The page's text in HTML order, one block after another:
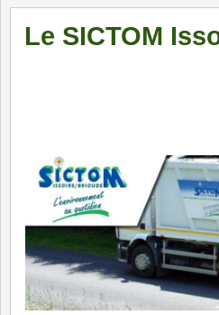
Le SICTOM